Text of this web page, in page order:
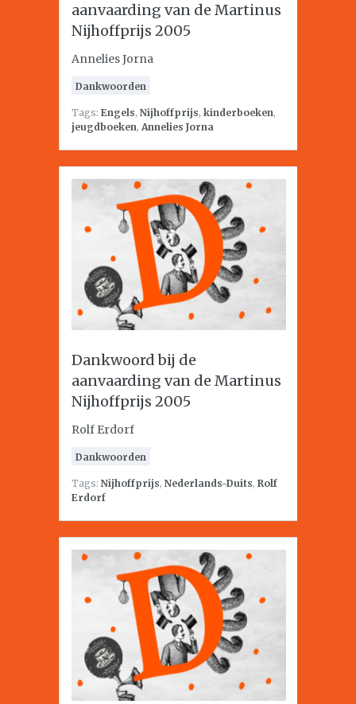
aanvaarding van de Martinus
Nijhoffprijs 2005
Annelies Jorna
Dankwoorden
Tags: Engels, Nijhoffprijs, kinderboeken,
jeugdboeken, Annelies Jorna
Dankwoord bij de
aanvaarding van de Martinus
Nijhoffprijs 2005
Rolf Erdorf
Dankwoorden
Tags: Nijhoffprijs, Nederlands-Duits, Rolf
Erdorf